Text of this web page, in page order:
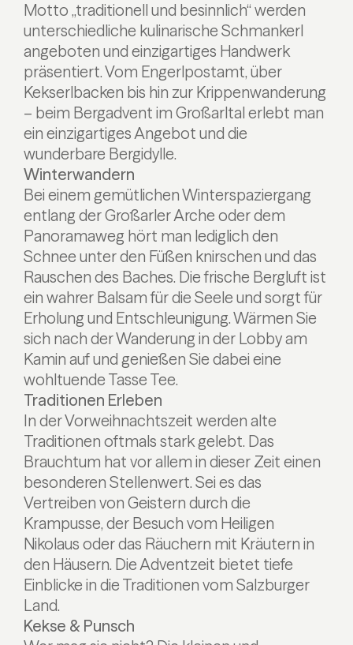
Motto „traditionell und besinnlich“ werden
unterschiedliche kulinarische Schmankerl
angeboten und einzigartiges Handwerk
präsentiert. Vom Engerlpostamt, über
Kekserlbacken bis hin zur Krippenwanderung
– beim Bergadvent im Großarltal erlebt man
ein einzigartiges Angebot und die
wunderbare Bergidylle.
Winterwandern
Bei einem gemütlichen Winterspaziergang
entlang der Großarler Arche oder dem
Panoramaweg hört man lediglich den
Schnee unter den Füßen knirschen und das
Rauschen des Baches. Die frische Bergluft ist
ein wahrer Balsam für die Seele und sorgt für
Erholung und Entschleunigung. Wärmen Sie
sich nach der Wanderung in der Lobby am
Kamin auf und genießen Sie dabei eine
wohltuende Tasse Tee.
Traditionen Erleben
In der Vorweihnachtszeit werden alte
Traditionen oftmals stark gelebt. Das
Brauchtum hat vor allem in dieser Zeit einen
besonderen Stellenwert. Sei es das
Vertreiben von Geistern durch die
Krampusse, der Besuch vom Heiligen
Nikolaus oder das Räuchern mit Kräutern in
den Häusern. Die Adventzeit bietet tiefe
Einblicke in die Traditionen vom Salzburger
Land.
Kekse & Punsch